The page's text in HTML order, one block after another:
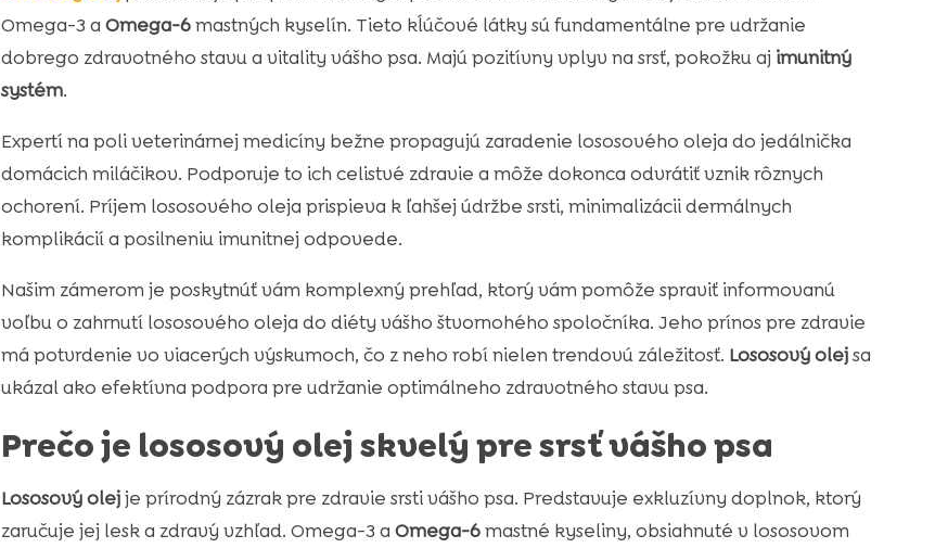
Omega-3 a Omega-6mastných kyselín. Tieto kĺúčové látky sú fundamentálne pre udržanie
dobrego zdravotného stavu a vitality vášho psa. Majú pozitívny vplyv na srsť, pokožku aj imunitný
systém.
Expertí na poli veterinárnej medicíny bežne propagujú zaradenie lososového oleja do jedálnička
domácich miláčikov. Podporuje to ich celistvé zdravie a môže dokonca odvrátiť vznik rôznych
ochorení. Príjem lososového oleja prispieva k ľahšej údržbe srsti, minimalizácii dermálnych
komplikácií a posilneniu imunitnej odpovede.
Našim zámerom je poskytnúť vám komplexný prehľad, ktorý vám pomôže spraviť informovanú
voľbu o zahrnutí lososového oleja do diéty vášho štvornohého spoločníka. Jeho prínos pre zdravie
má potvrdenie vo viacerých výskumoch, čo z neho robí nielen trendovú záležitosť. Lososový olejsa
ukázal ako efektívna podpora pre udržanie optimálneho zdravotného stavu psa.
Prečo je lososový olej skvelý pre srsť vášho psa
Lososový olejje prírodný zázrak pre zdravie srsti vášho psa. Predstavuje exkluzívny doplnok, ktorý
zaručuje jej lesk a zdravý vzhľad. Omega-3 a Omega-6mastné kyseliny, obsiahnuté v lososovom